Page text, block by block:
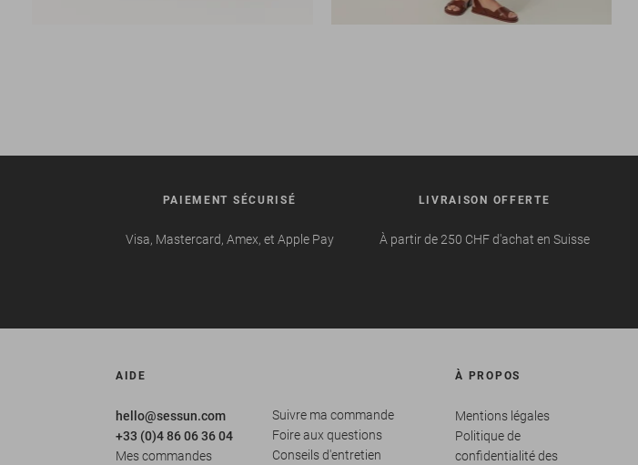
PAIEMENT SÉCURISÉ
Visa, Mastercard, Amex, et Apple Pay
LIVRAISON OFFERTE
À partir de 250 CHF d'achat en Suisse
AIDE
hello@sessun.com
+33 (0)4 86 06 36 04
Mes commandes
Suivre ma commande
Foire aux questions
Conseils d'entretien
À PROPOS
Mentions légales
Politique de
confidentialité des